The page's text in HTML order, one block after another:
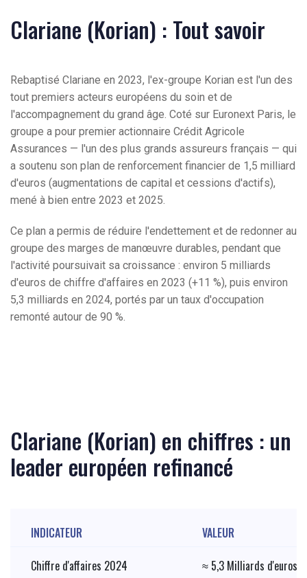
Clariane (Korian) : Tout savoir
Rebaptisé Clariane en 2023, l'ex-groupe Korian est l'un des
tout premiers acteurs européens du soin et de
l'accompagnement du grand âge. Coté sur Euronext Paris, le
groupe a pour premier actionnaire Crédit Agricole
Assurances — l'un des plus grands assureurs français — qui
a soutenu son plan de renforcement financier de 1,5 milliard
d'euros (augmentations de capital et cessions d'actifs),
mené à bien entre 2023 et 2025.
Ce plan a permis de réduire l'endettement et de redonner au
groupe des marges de manœuvre durables, pendant que
l'activité poursuivait sa croissance : environ 5 milliards
d'euros de chiffre d'affaires en 2023 (+11 %), puis environ
5,3 milliards en 2024, portés par un taux d'occupation
remonté autour de 90 %.
Clariane (Korian) en chiffres : un
leader européen refinancé
INDICATEUR
VALEUR
Chiffre d'affaires 2024
≈ 5,3 Milliards d'euros